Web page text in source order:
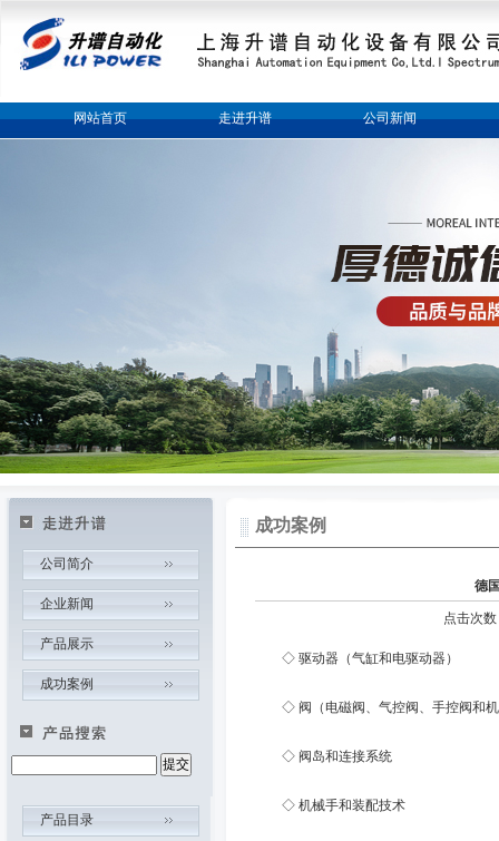
网站首页 走进升谱 公司新闻
公司简介
企业新闻
产品展示
成功案例
产品目录
成功案例
德
点击次
◇ 驱动器（气缸和电驱动器）
◇ 阀（电磁阀、气控阀、手控阀和机
◇ 阀岛和连接系统
◇ 机械手和装配技术